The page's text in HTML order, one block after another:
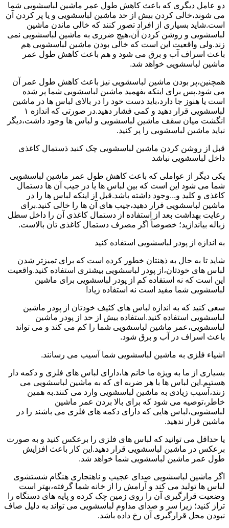
دو عامل دیگری که باعث کاهش طول عمر ماشین لباسشویی شما
می شوند،خالی کردن بیش از حد ماشین لباسشویی و یا پر کردن آن
است.شاید بسیاری از افراد تصور کنند که خالی ماندن ماشین
لباسشویی و روشن کردن آن،هیچ ضرری به ماشین لباسشویی نمی
زند.ولی واقعیت این است که خالی بودن ماشین لباسشویی هم
باعث اسراف آب و برق می شود و هم باعث کاهش طول عمر
ماشین لباسشویی خواهد شد.
همچنین،پر بودن ماشین لباسشویی نیز باعث کاهش طول عمر آن
می شود.پس برای اینکه بفهمید ماشین لباسشویی شما پر شده
است یا هنوز جا دارد،باید دست خود را در بالای لباس ها در ماشین
لباسشویی قرار دهید و کمی فشار دهید.در صورتی که اندازه ۱
انگشت میان سقف ماشین لباسشویی و لباس ها وجود داشت،دیگر
نباید ماشین لباسشویی را پر کنید.
قبل از روشن کردن ماشین لباسشویی چک کنید ذستمال کاغذی
داخل لباسشویی نباشد
یکی دیگر از عواملی که باعث کاهش طول عمر ماشین لباسشویی
شما می شود این است که بین لباس ها یا در جیب آن ها دستمال
کاغذی و کلید و...وجود داشته باشد.قبل از اینکه لباس ها را در
ماشین لباسشویی قرار دهید،جیب های آن ها را خالی کنید.برای
رعایت بهداشت بعد از استفاده از دستمال کاغذی آن را داخل سطل
زباله بیاندازید؛ خصوصاً اگر مصرف دستمال کاغذی تان بالاست.
به اندازه از پودر لباسشویی استفاده کنید
شاید تا به حال به ذهنتان خطور کرده است که برای تمیزتر شدن
لباس های خودتان،از پودر لباسشویی بیشتری استفاده کنید.واقعیت
این است که نه استفاده کم از پودر لباسشویی برای ماشین
لباسشویی شما مفید است نه استفاده زیاد!
سعی کنید که به اندازه لباس های کثیف خودتان از پودر ماشین
لباسشویی استفاده کنید.استفاده بیش از حد از پودر ماشین
لباسشویی،عمر ماشین لباسشویی شما را کم می کند و می تواند
باعث اسراف در آب و برق شود.
اشیاء فلزی به ماشین لباسشویی شما آسیب می رسانند.
بسیاری از ما به ویژه ما خانم ها،دارای لباس های فلزی و دکمه دار
هستیم.این لباس ها با هر ضربه ای که به ماشین لباسشویی می
زنند،آسیب زیادی به ماشین لباسشویی وارد می کنند.به همین
خاطر،توصیه می شود که برای بالا بردن عمر ماشین
لباسشویی،لباس هایی که دارای دکمه های فلزی می باشند را در
ماشین قرار ندهید.
یا حداقل می توانید که لباس های فلزی را برعکس کنید و به صورت
برعکس در ماشین لباسشویی قرار دهید.این کار باعث افزایش
طول عمر ماشین لباسشویی شما خواهد شد.
اگر ماشین لباسشویی صدای عجیب و ناهنجاری هنگام شستشوی
لباس ها تولید می کند و آرامش را از خانه شما گرفته،بهتر است
وضعیت قرارگیری آن را روی زمین چک کرده و پایه های دستگاه را
تراز کنید؛ زیرا سر و صدای مداوم لباسشویی می تواند به دلیل صاف
نبودن محل قرارگیری آن رخ داده باشد.